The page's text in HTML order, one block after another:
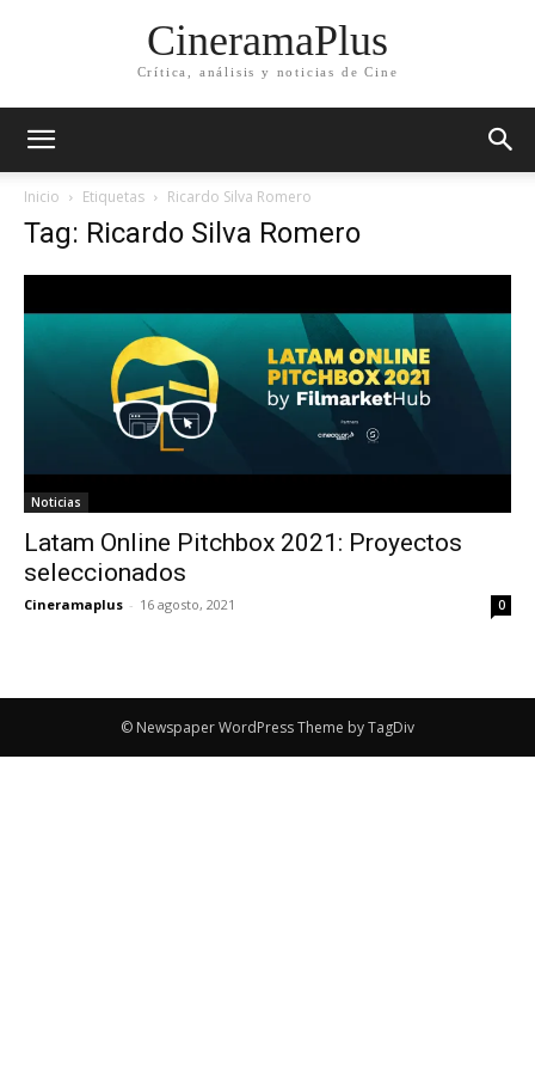
CineramaPlus
Crítica, análisis y noticias de Cine
Inicio Etiquetas Ricardo Silva Romero
Tag: Ricardo Silva Romero
Noticias
Latam Online Pitchbox 2021: Proyectos
seleccionados
Cineramaplus - 16 agosto, 2021 0
© Newspaper WordPress Theme by TagDiv